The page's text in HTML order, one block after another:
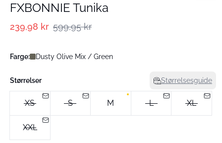
FXBONNIE Tunika
239,98 kr 599,95 kr
Farge: Dusty Olive Mix / Green
Størrelser Størrelsesguide
XS S M L XL
XXL